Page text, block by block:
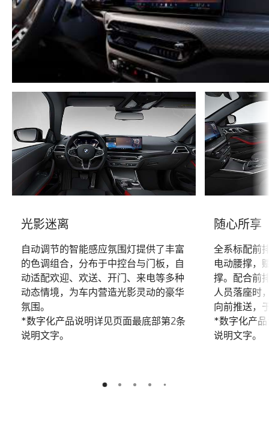
光影迷离
自动调节的智能感应氛围灯提供了丰富
的色调组合，分布于中控台与门板，自
动适配欢迎、欢送、开门、来电等多种
动态情境，为车内营造光影灵动的豪华
氛围。
*数字化产品说明详见页面最底部第2条
说明文字。
随心所享
全系标配前
电动腰撑，
撑。配合前
人员落座时
向前推送，
*数字化产
说明文字。
1 2 3 4 5